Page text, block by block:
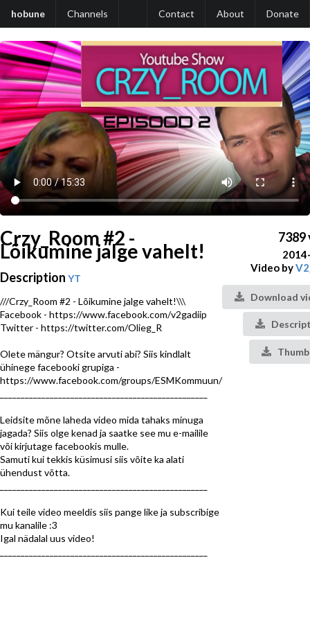
hobune Channels Contact About Donate
Crzy_Room #2 -
Lõikumine jalge vahelt!
Description YT
///Crzy_Room #2 - Lõikumine jalge vahelt!\\\
Facebook - https://www.facebook.com/v2gadiip
Twitter - https://twitter.com/Olieg_R
Olete mängur? Otsite arvuti abi? Siis kindlalt
ühinege facebooki grupiga -
https://www.facebook.com/groups/ESMKommuun/
Leidsite mõne laheda video mida tahaks minuga
jagada? Siis olge kenad ja saatke see mu e-mailile
või kirjutage facebookis mulle.
Samuti kui tekkis küsimusi siis võite ka alati
ühendust võtta.
Kui teile video meeldis siis pange like ja subscribige
mu kanalile :3
Igal nädalal uus video!
7389
Video by
Download